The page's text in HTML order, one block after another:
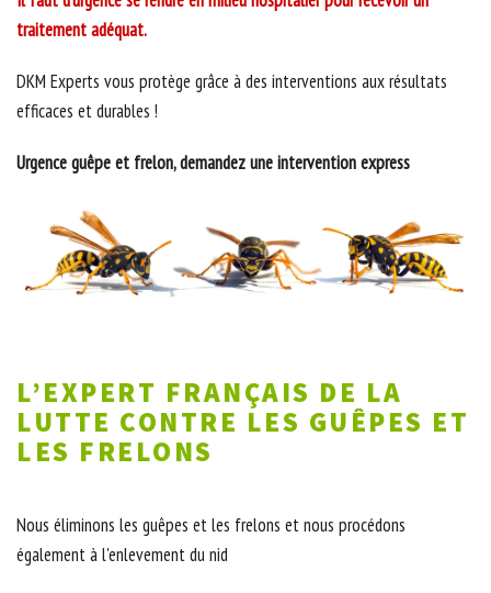
traitement adéquat.
DKM Experts vous protège grâce à des interventions aux résultats
efficaces et durables !
Urgence guêpe et frelon, demandez une intervention express
L’EXPERT FRANÇAIS DE LA
LUTTE CONTRE LES GUÊPES ET
LES FRELONS
Nous éliminons les guêpes et les frelons et nous procédons
également à l'enlevement du nid